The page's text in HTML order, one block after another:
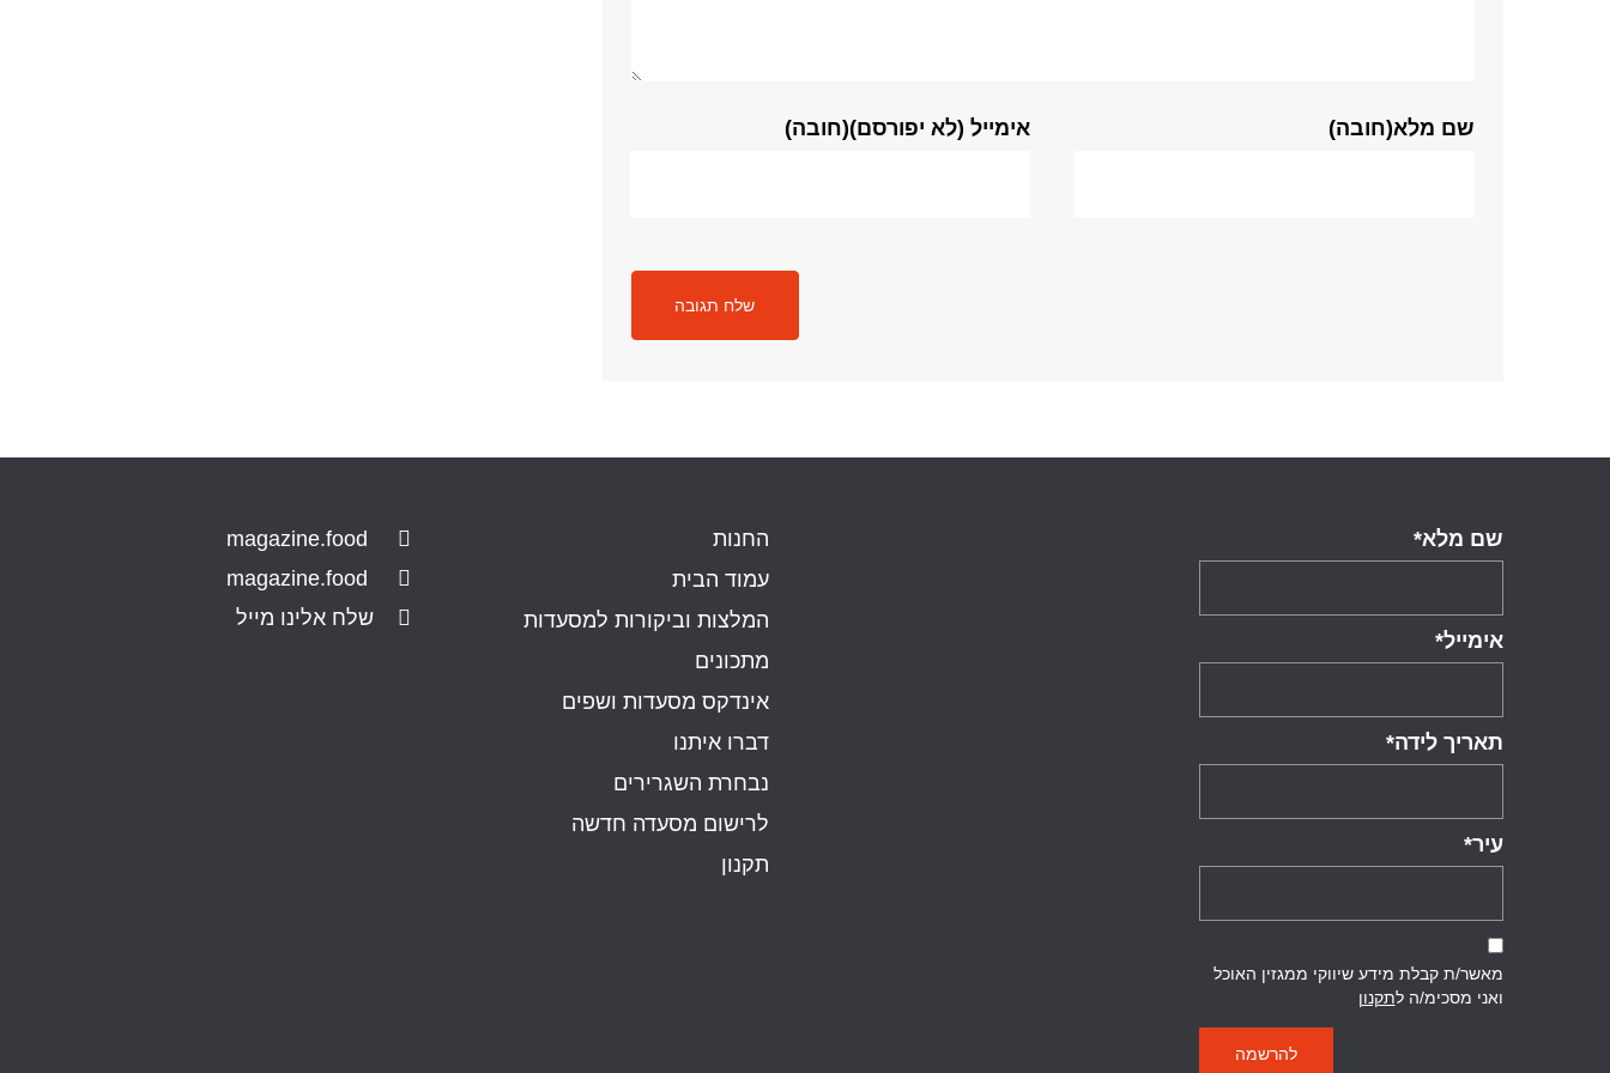
שם מלא(חובה) אימייל (לא יפורסם)(חובה)
שם מלא*
אימייל*
תאריך לידה*
עיר*
מאשר/ת קבלת מידע שיווקי ממגזין האוכל
ואני מסכימ/ה לתקנון
החנות
עמוד הבית
המלצות וביקורות למסעדות
מתכונים
אינדקס מסעדות ושפים
דברו איתנו
נבחרת השגרירים
לרישום מסעדה חדשה
תקנון
שלח אלינו מייל